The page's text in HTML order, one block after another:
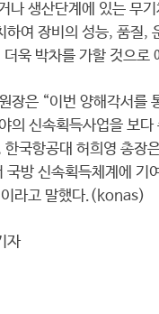
나 생산단계에 있는 무
하여 장비의 성능, 품질,
욱 박차를 가할 것으로
장은 “이번 양해각서를
의 신속획득사업을 보다
국항공대 허희영 총장
국방 신속획득체계에 기
이라고 말했다.(konas)
자